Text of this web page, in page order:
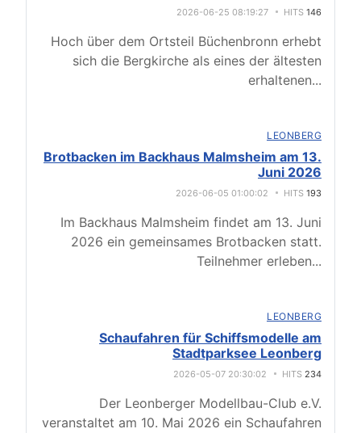
2026-06-25 08:19:27 HITS 146
Hoch über dem Ortsteil Büchenbronn erhebt
sich die Bergkirche als eines der ältesten
erhaltenen...
LEONBERG
Brotbacken im Backhaus Malmsheim am 13.
Juni 2026
2026-06-05 01:00:02 HITS 193
Im Backhaus Malmsheim findet am 13. Juni
2026 ein gemeinsames Brotbacken statt.
Teilnehmer erleben...
LEONBERG
Schaufahren für Schiffsmodelle am
Stadtparksee Leonberg
2026-05-07 20:30:02 HITS 234
Der Leonberger Modellbau-Club e.V.
veranstaltet am 10. Mai 2026 ein Schaufahren